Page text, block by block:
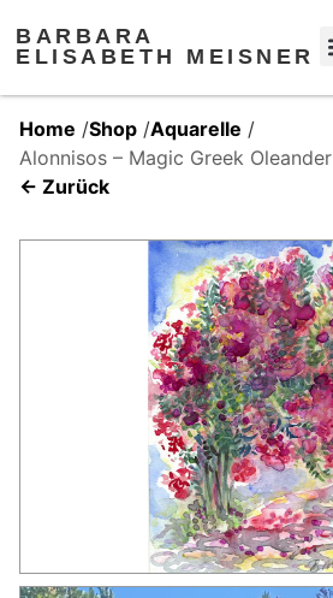
BARBARA
ELISABETH MEISNER
Home /Shop /Aquarelle /
Alonnisos – Magic Greek Oleander
← Zurück